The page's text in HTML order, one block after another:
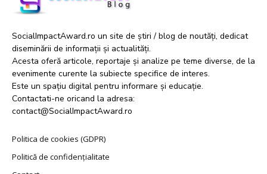
SocialImpactAward.ro un site de știri / blog de noutăți, dedicat
diseminării de informații și actualități.
Acesta oferă articole, reportaje și analize pe teme diverse, de la
evenimente curente la subiecte specifice de interes.
Este un spațiu digital pentru informare și educație.
Contactati-ne oricand la adresa:
contact@SocialImpactAward.ro
Politica de cookies (GDPR)
Politică de confidențialitate